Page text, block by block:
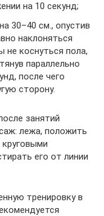
на 10 секунд;
30–40 см., опустив
наклоняться
не коснуться пола,
параллельно
после чего
сторону.
занятий
лежа, положить
его от линии
тренировку в